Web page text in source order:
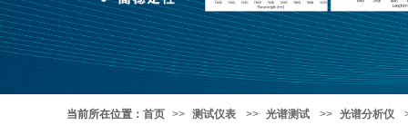
当前所在位置 ： 首页 >> 测试仪表 >> 光谱测试 >> 光谱分析仪